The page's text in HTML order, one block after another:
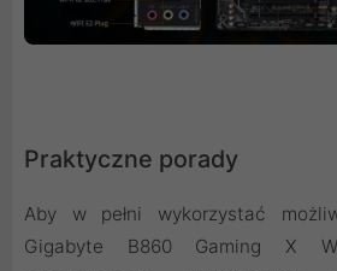
Praktyczne porady
Aby w pełni wykorzystać
Gigabyte B860 Gaming X